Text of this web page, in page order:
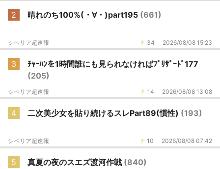
2 晴れのち100%(・∀・)part195 (661)
34 2026/08/08 15:23
シベリア超速報
3
ﾁｬｰﾊﾝを1時間誰にも見られなければﾌﾞﾘｻﾞｰﾄﾞ177
(205)
14 2026/08/08 13:08
シベリア超速報
4 二次美少女を貼り続けるスレPart89(慣性) (193)
10 2026/08/08 07:42
シベリア超速報
5 真夏の夜のスエズ渡河作戦 (840)